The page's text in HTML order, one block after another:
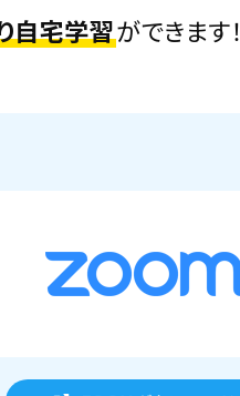
自宅学習ができます！